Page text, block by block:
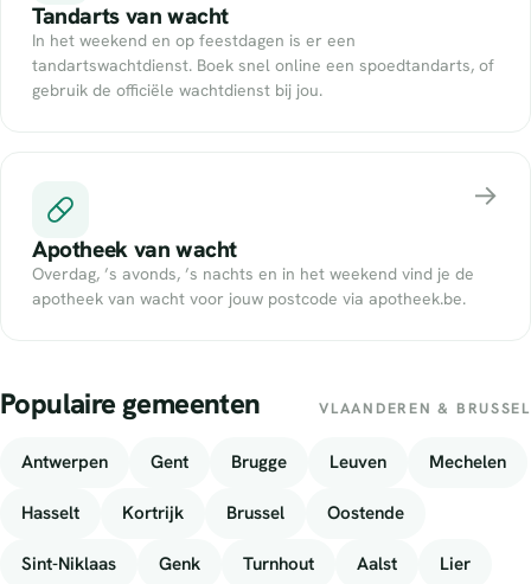
Tandarts van wacht
In het weekend en op feestdagen is er een
tandartswachtdienst. Boek snel online een spoedtandarts, of
gebruik de officiële wachtdienst bij jou.
→
Apotheek van wacht
Overdag, ’s avonds, ’s nachts en in het weekend vind je de
apotheek van wacht voor jouw postcode via apotheek.be.
Populaire gemeenten VLAANDEREN & BRUSSEL
Antwerpen Gent Brugge Leuven Mechelen
Hasselt Kortrijk Brussel Oostende
Sint-Niklaas Genk Turnhout Aalst Lier